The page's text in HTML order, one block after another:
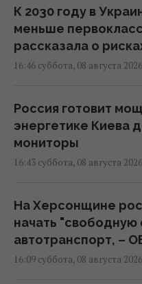
К 2030 году в
меньше
рассказала о
16:46 суббота, 08 августа 2026
Россия готовит
энергетике Киева
мониторы
16:43 суббота, 08 августа 2026
На Херсонщине
начать "свободную
автотранспорт, –
16:09 суббота, 08 августа 2026